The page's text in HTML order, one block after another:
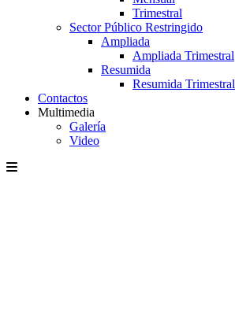
Trimestral
Sector Público Restringido
Ampliada
Ampliada Trimestral
Resumida
Resumida Trimestral
Contactos
Multimedia
Galería
Video